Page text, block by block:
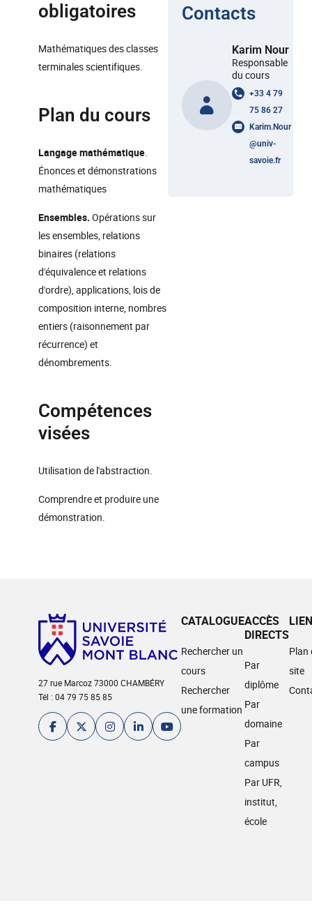
obligatoires
Mathématiques des classes
terminales scientifiques.
Plan du cours
Langage mathématique.
Énonces et démonstrations
mathématiques
Ensembles. Opérations sur
les ensembles, relations
binaires (relations
d'équivalence et relations
d'ordre), applications, lois de
composition interne, nombres
entiers (raisonnement par
récurrence) et
dénombrements.
Compétences
visées
Utilisation de l'abstraction.
Comprendre et produire une
démonstration.
Contacts
Karim Nour
Responsable
du cours
+33 4 79
75 86 27
Karim.Nour
@univ-
savoie.fr
27 rue Marcoz 73000 CHAMBÉRY
Tél : 04 79 75 85 85
CATALOGUE
Rechercher un
cours
Rechercher
une formation
ACCÈS
DIRECTS
Par
diplôme
Par
domaine
Par
campus
Par UFR,
institut,
école
Plan
site